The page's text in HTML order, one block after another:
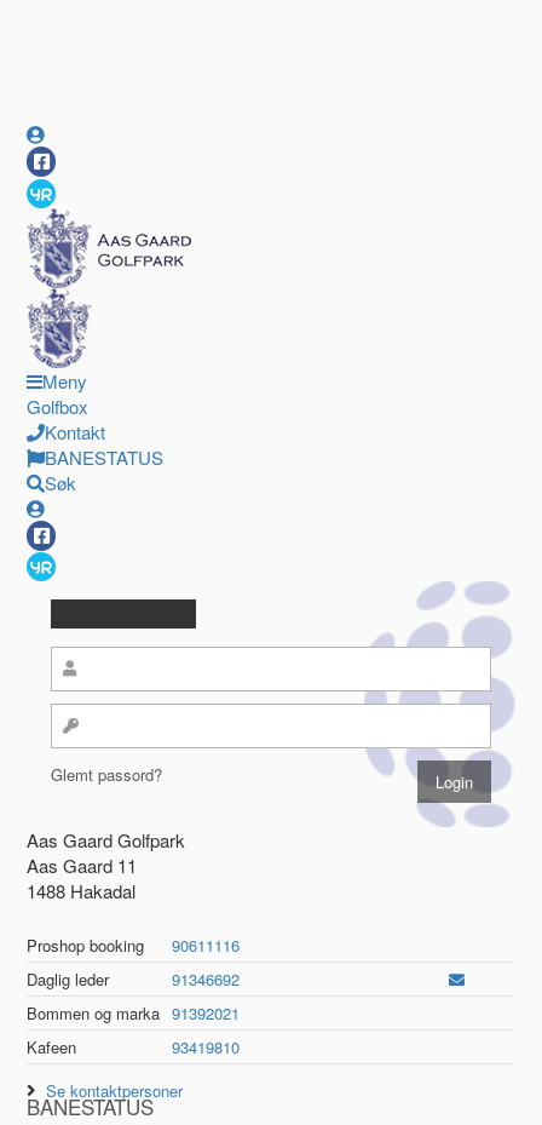
Meny
Golfbox
Kontakt
BANESTATUS
Søk
Glemt passord?
Aas Gaard Golfpark
Aas Gaard 11
1488 Hakadal
Proshop booking
90611116
Daglig leder
91346692
Bommen og marka 91392021
Kafeen
93419810
Se kontaktpersoner
BANESTATUS